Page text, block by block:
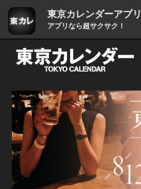
東京カレンダーアプリ
アプリなら超サクサク！